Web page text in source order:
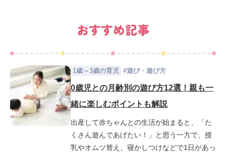
おすすめ記事
1歳～3歳の育児 #遊び・遊び方
0歳児との月齢別の遊び方12選！親も一
緒に楽しむポイントも解説
出産して赤ちゃんとの生活が始まると、「た
くさん遊んであげたい！」と思う一方で、授
乳やオムツ替え、寝かしつけなどで1日があっ